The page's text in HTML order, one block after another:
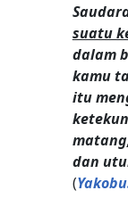
suatu
dalam
kamu
itu
dan
(